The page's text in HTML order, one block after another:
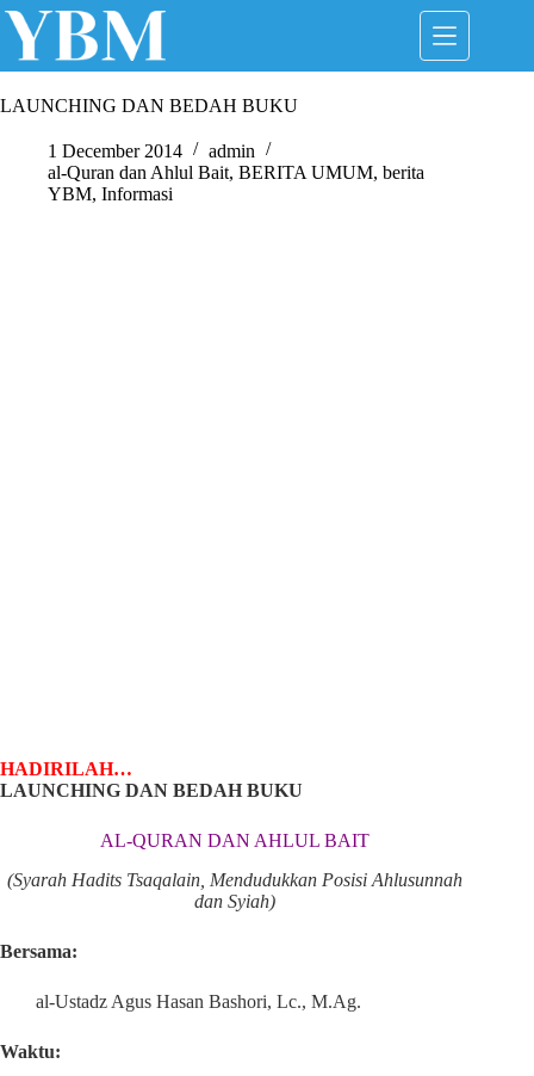
Skip
LAUNCHING DAN BEDAH BUKU
1 December 2014
admin
al-Quran dan Ahlul Bait, BERITA UMUM, berita
YBM, Informasi
HADIRILAH…
LAUNCHING DAN BEDAH BUKU
AL-QURAN DAN AHLUL BAIT
(Syarah Hadits Tsaqalain, Mendudukkan Posisi Ahlusunnah
dan Syiah)
Bersama:
al-Ustadz Agus Hasan Bashori, Lc., M.Ag.
Waktu: